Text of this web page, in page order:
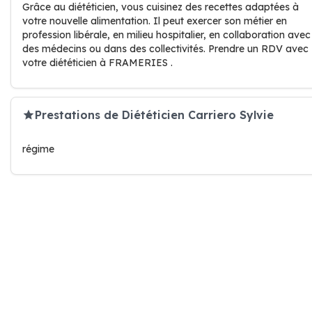
Grâce au diététicien, vous cuisinez des recettes adaptées à
votre nouvelle alimentation. Il peut exercer son métier en
profession libérale, en milieu hospitalier, en collaboration avec
des médecins ou dans des collectivités. Prendre un RDV avec
votre diététicien à FRAMERIES .
Prestations de Diététicien Carriero Sylvie
régime